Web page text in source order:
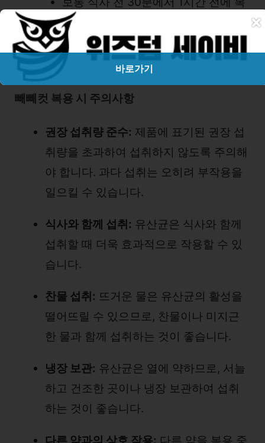
용하는 것이 효과적입니다. 특히 아침
과 점심 식사 전에 섭취하는 것이 일반
적입니다.
빼빼컷 복용 시 주의사항
권장 섭취량 준수: 제품에 표기된 권장 섭
취량을 초과하여 섭취하지 않도록 주의해
야 합니다. 과다 섭취는 오히려 부작용을
일으킬 수 있습니다.
식사와 함께 섭취: 유산균은 식사와 함께
섭취할 때 더욱 효과적으로 작용할 수 있
습니다.
찬물 섭취: 뜨거운 물은 유산균의 활성을
떨어뜨릴 수 있으므로, 찬물이나 미지근
한 물과 함께 섭취하는 것이 좋습니다.
냉장 보관: 유산균은 열에 약하므로, 서늘
하고 건조한 곳이나 냉장 보관하여 섭취
하는 것이 좋습니다.
×
바로가기